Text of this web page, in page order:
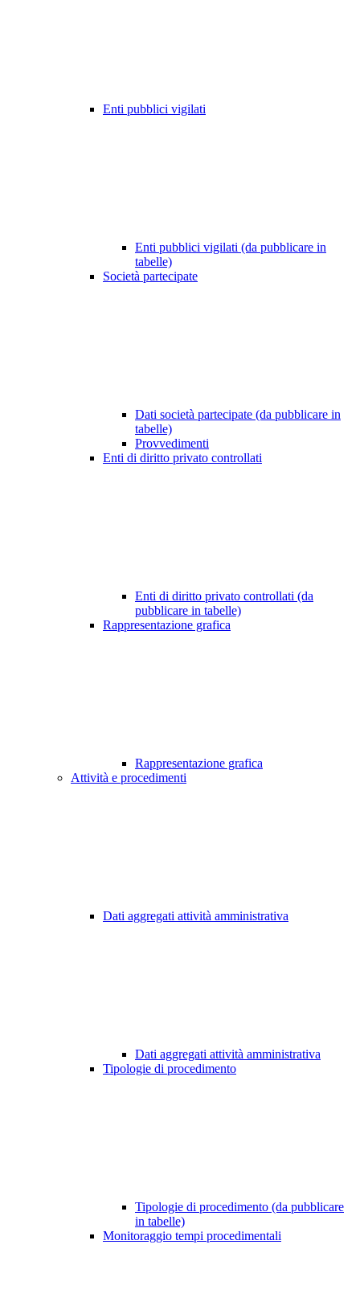
Enti pubblici vigilati
Enti pubblici vigilati (da pubblicare in
tabelle)
Società partecipate
Dati società partecipate (da pubblicare in
tabelle)
Provvedimenti
Enti di diritto privato controllati
Enti di diritto privato controllati (da
pubblicare in tabelle)
Rappresentazione grafica
Rappresentazione grafica
Attività e procedimenti
Dati aggregati attività amministrativa
Dati aggregati attività amministrativa
Tipologie di procedimento
Tipologie di procedimento (da pubblicare
in tabelle)
Monitoraggio tempi procedimentali